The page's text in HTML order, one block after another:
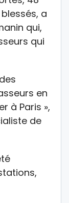
a
qui,
qui
en
à Paris »,
de